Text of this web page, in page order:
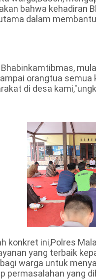
bahwa kehadiran
dalam
orangtua
di desa
konkret ini,Polres
yang terbaik
warga untuk
permasalahan yang